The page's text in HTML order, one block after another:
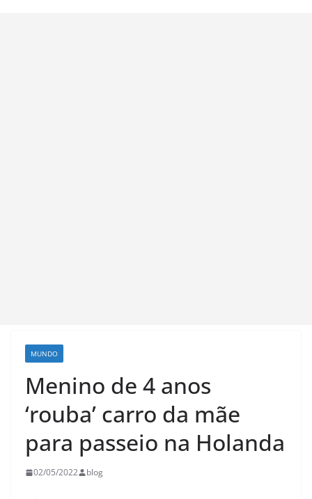
MUNDO
Menino de 4 anos
‘rouba’ carro da mãe
para passeio na Holanda
02/05/2022 blog